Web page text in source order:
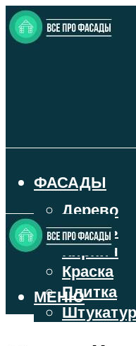
ФАСАДЫ
Дерево
Камень
Кирпич
Краска
Плитка
МЕНЮ